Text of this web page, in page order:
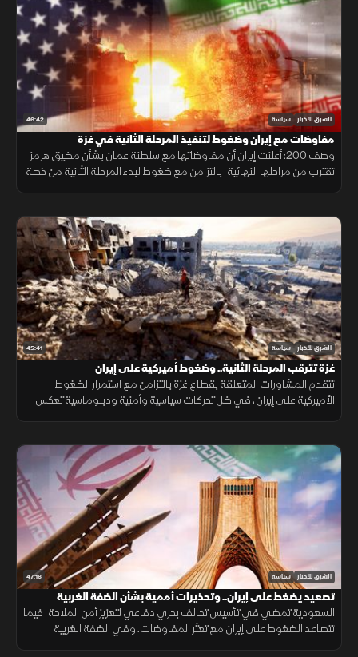
46:42 الشرق للأخبار سياسة
مفاوضات مع إيران وضغوط لتنفيذ المرحلة الثانية في غزة
وصف 200: أعلنت إيران أن مفاوضاتها مع سلطنة عمان بشأن مضيق هرمز
تقترب من مراحلها النهائية، بالتزامن مع ضغوط لبدء المرحلة الثانية من خطة
45:41 الشرق للأخبار سياسة
غزة تترقب المرحلة الثانية.. وضغوط أميركية على إيران
تتقدم المشاورات المتعلقة بقطاع غزة بالتزامن مع استمرار الضغوط
الأميركية على إيران، في ظل تحركات سياسية وأمنية ودبلوماسية تعكس
47:16 الشرق للأخبار سياسة
تصعيد يضغط على إيران.. وتحذيرات أممية بشأن الضفة الغربية
السعودية تمضي في تأسيس تحالف بحري دفاعي لتعزيز أمن الملاحة، فيما
تتصاعد الضغوط على إيران مع تعثر المفاوضات. وفي الضفة الغربية